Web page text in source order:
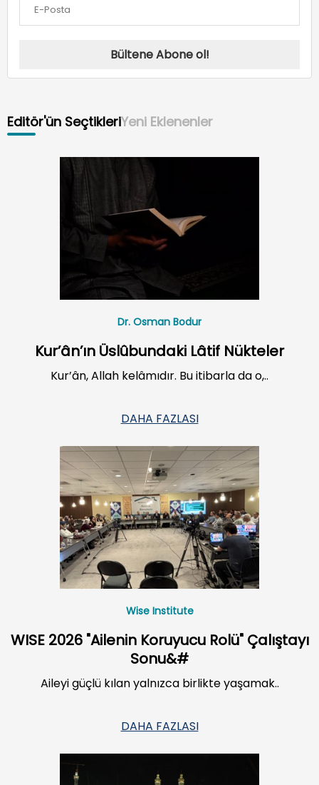
Bültene Abone ol!
Editör'ün SeçtikleriYeni Eklenenler
Dr. Osman Bodur
Kur’ân’ın Üslûbundaki Lâtif Nükteler
Kur’ân, Allah kelâmıdır. Bu itibarla da o,..
DAHA FAZLASI
Wise Institute
WISE 2026 "Ailenin Koruyucu Rolü" Çalıştayı
Sonu&#
Aileyi güçlü kılan yalnızca birlikte yaşamak..
DAHA FAZLASI